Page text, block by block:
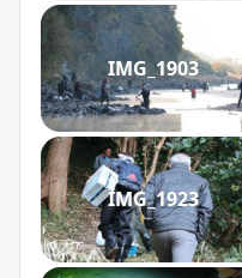
IMG_1903
IMG_1923